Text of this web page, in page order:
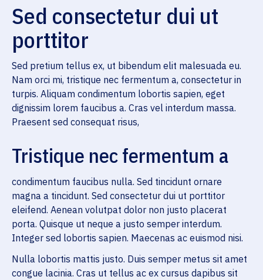
Sed consectetur dui ut
porttitor
Sed pretium tellus ex, ut bibendum elit malesuada eu.
Nam orci mi, tristique nec fermentum a, consectetur in
turpis. Aliquam condimentum lobortis sapien, eget
dignissim lorem faucibus a. Cras vel interdum massa.
Praesent sed consequat risus,
Tristique nec fermentum a
condimentum faucibus nulla. Sed tincidunt ornare
magna a tincidunt. Sed consectetur dui ut porttitor
eleifend. Aenean volutpat dolor non justo placerat
porta. Quisque ut neque a justo semper interdum.
Integer sed lobortis sapien. Maecenas ac euismod nisi.
Nulla lobortis mattis justo. Duis semper metus sit amet
congue lacinia. Cras ut tellus ac ex cursus dapibus sit